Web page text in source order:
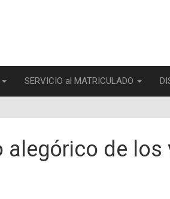
SERVICIO al MATRICULADO
de los